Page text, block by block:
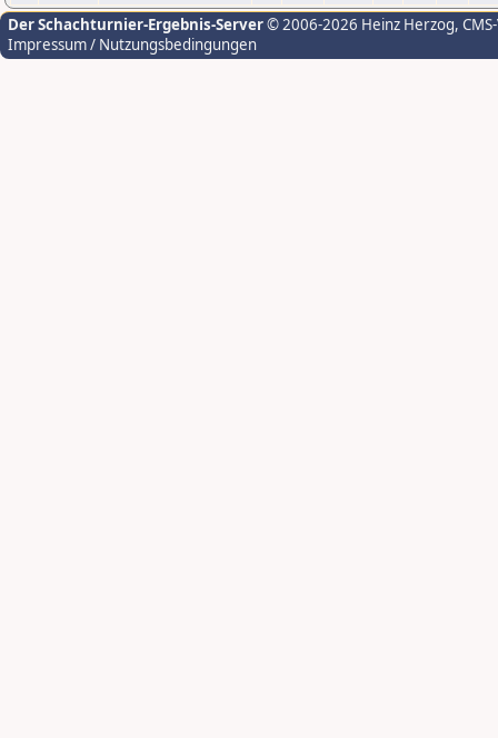
Der Schachturnier-Ergebnis-Server© 2006-2026 Heinz Herzog,
Impressum / Nutzungsbedingungen